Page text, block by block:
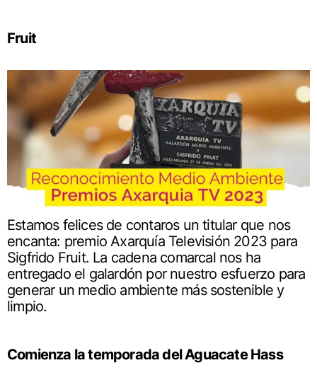
Fruit
Estamos felices de contaros un titular que nos
encanta: premio Axarquía Televisión 2023 para
Sigfrido Fruit. La cadena comarcal nos ha
entregado el galardón por nuestro esfuerzo para
generar un medio ambiente más sostenible y
limpio.
Comienza la temporada del Aguacate Hass